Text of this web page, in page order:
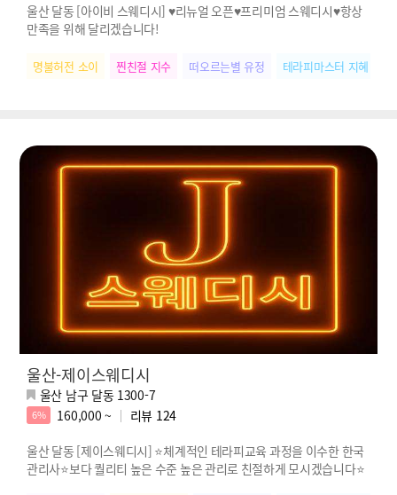
울산 달동 [아이비 스웨디시] ♥리뉴얼 오픈♥프리미엄 스웨디시♥항상
만족을 위해 달리겠습니다!
명불허전 소이 찐친절 지수 떠오르는별 유정 테라피마스터 지혜
울산-제이스웨디시
울산 남구 달동 1300-7
6% 160,000 ~ 리뷰 124
울산 달동 [제이스웨디시] ⭐️체계적인 테라피교육 과정을 이수한 한국
관리사⭐️보다 퀄리티 높은 수준 높은 관리로 친절하게 모시겠습니다⭐️